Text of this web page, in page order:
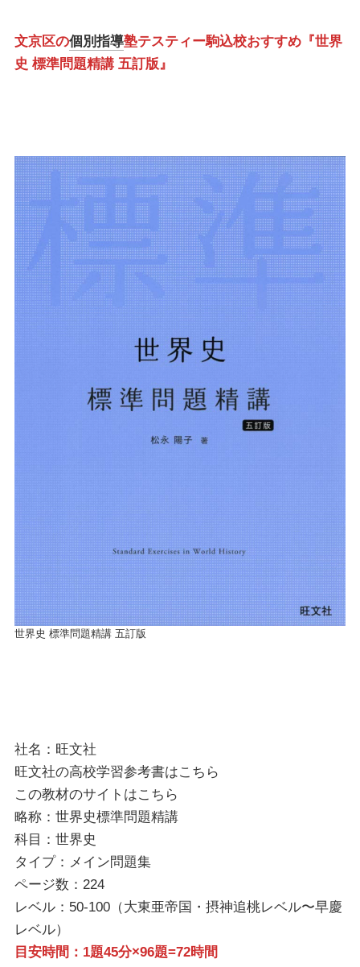
文京区の個別指導塾テスティー駒込校おすすめ『世界
史 標準問題精講 五訂版』
世界史 標準問題精講 五訂版
社名：旺文社
旺文社の高校学習参考書はこちら
この教材のサイトはこちら
略称：世界史標準問題精講
科目：世界史
タイプ：メイン問題集
ページ数：224
レベル：50-100（大東亜帝国・摂神追桃レベル〜早慶
レベル）
目安時間：1題45分×96題=72時間